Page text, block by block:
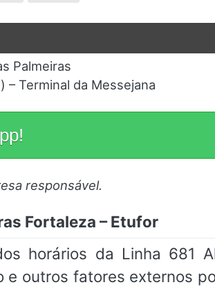
Palmeiras
– Terminal da Messejana
responsável.
Fortaleza – Etufor
horários da Linha 681
outros fatores externos